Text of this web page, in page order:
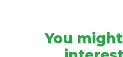
You